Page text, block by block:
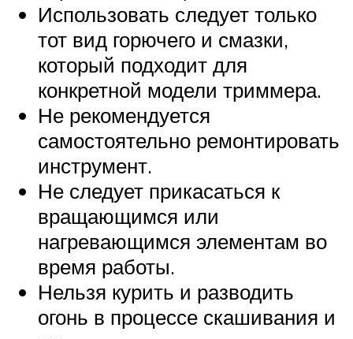
Использовать следует только
тот вид горючего и смазки,
который подходит для
конкретной модели триммера.
Не рекомендуется
самостоятельно ремонтировать
инструмент.
Не следует прикасаться к
вращающимся или
нагревающимся элементам во
время работы.
Нельзя курить и разводить
огонь в процессе скашивания и